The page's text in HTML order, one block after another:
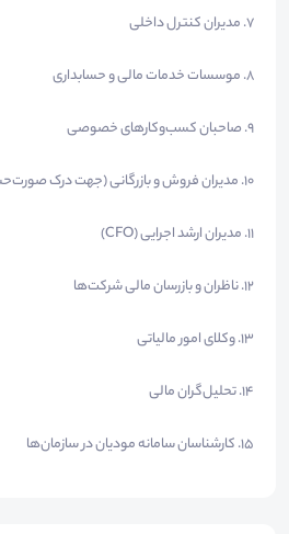
۷. مدیران کنترل داخلی
۸. موسسات خدمات مالی و حسابداری
۹. صاحبان کسب‌وکارهای خصوصی
۱۰. مدیران فروش و بازرگانی (جهت درک صورت‌حساب الکترونیک)
۱۱. مدیران ارشد اجرایی (CFO)
۱۲. ناظران و بازرسان مالی شرکت‌ها
۱۳. وکلای امور مالیاتی
۱۴. تحلیل‌گران مالی
۱۵. کارشناسان سامانه مودیان در سازمان‌ها